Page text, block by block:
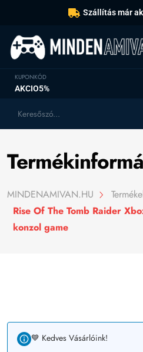
Szállítás már
KUPONKÓD
AKCIO5%
MINDENAMIVAN.HU
Rise Of The Tomb Raider
konzol game
💙 Kedves Vásárlóink!